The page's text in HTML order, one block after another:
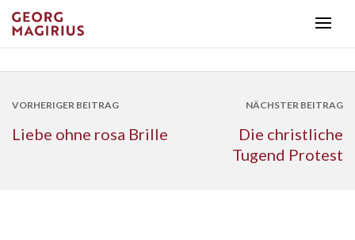
VORHERIGER BEITRAG
Liebe ohne rosa Brille
NÄCHSTER BEITRAG
Die christliche
Tugend Protest